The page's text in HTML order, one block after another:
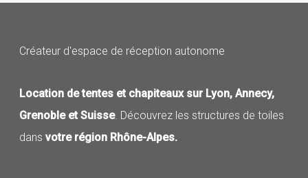
Créateur d'espace de réception autonome
Location de tentes et chapiteaux sur Lyon, Annecy,
Grenoble et Suisse. Découvrez les structures de toiles
dans votre région Rhône-Alpes.